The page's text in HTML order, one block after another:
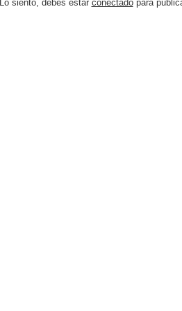
Lo siento, debes estar conectadopara